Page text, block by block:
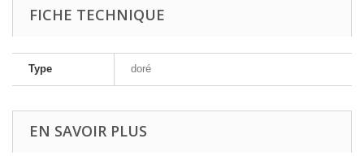
FICHE TECHNIQUE
Type doré
EN SAVOIR PLUS